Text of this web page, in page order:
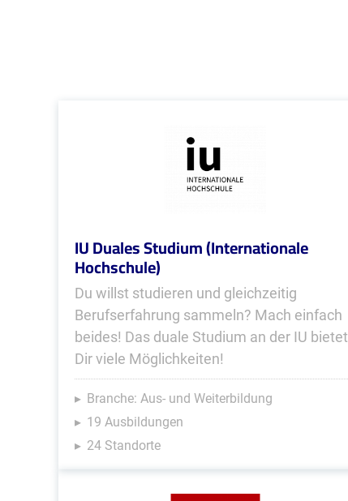
IU Duales Studium (Internationale
Hochschule)
Du willst studieren und gleichzeitig
Berufserfahrung sammeln? Mach einfach
beides! Das duale Studium an der IU bietet
Dir viele Möglichkeiten!
Branche: Aus- und Weiterbildung
19 Ausbildungen
24 Standorte